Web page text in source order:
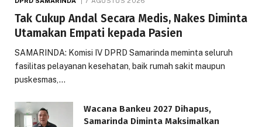
Tak Cukup Andal Secara Medis, Nakes Diminta
Utamakan Empati kepada Pasien
SAMARINDA: Komisi IV DPRD Samarinda meminta seluruh
fasilitas pelayanan kesehatan, baik rumah sakit maupun
puskesmas,…
Wacana Bankeu 2027 Dihapus,
Samarinda Diminta Maksimalkan